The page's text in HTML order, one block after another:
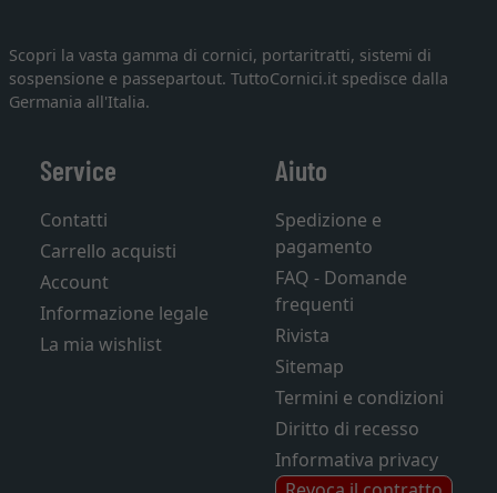
Scopri la vasta gamma di cornici, portaritratti, sistemi di
sospensione e passepartout. TuttoCornici.it spedisce dalla
Germania all'Italia.
Service
Contatti
Carrello acquisti
Account
Informazione legale
La mia wishlist
Aiuto
Spedizione e
pagamento
FAQ - Domande
frequenti
Rivista
Sitemap
Termini e condizioni
Diritto di recesso
Informativa privacy